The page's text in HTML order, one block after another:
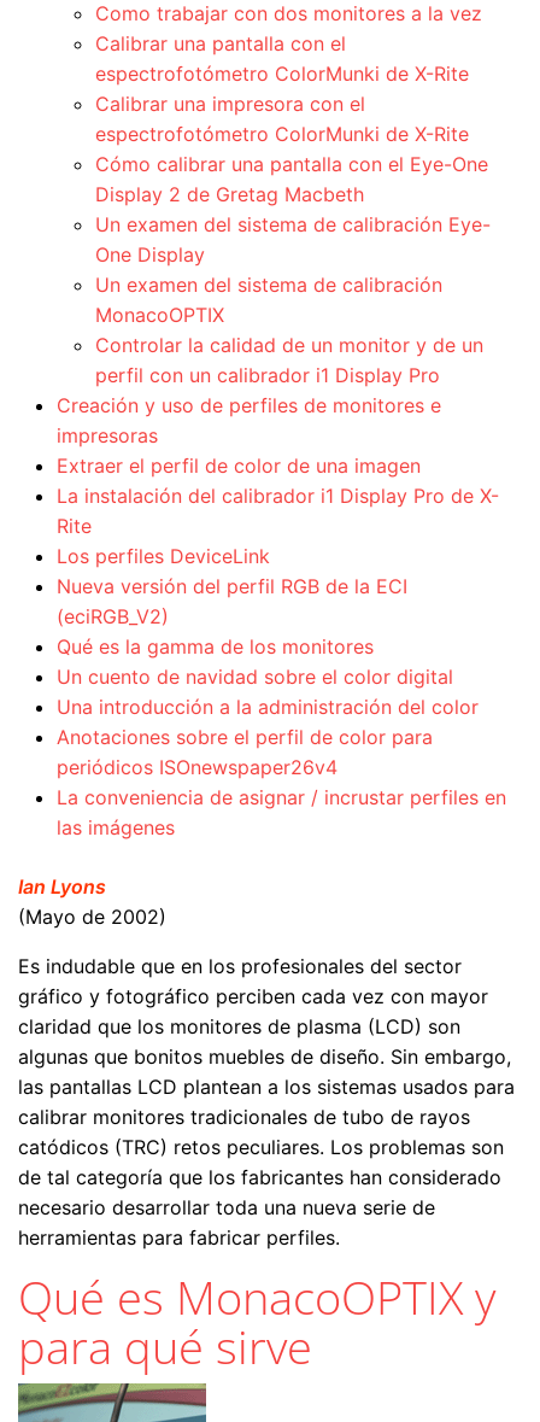
Como trabajar con dos monitores a la vez
Calibrar una pantalla con el
espectrofotómetro ColorMunki de X-Rite
Calibrar una impresora con el
espectrofotómetro ColorMunki de X-Rite
Cómo calibrar una pantalla con el Eye-One
Display 2 de Gretag Macbeth
Un examen del sistema de calibración Eye-
One Display
Un examen del sistema de calibración
MonacoOPTIX
Controlar la calidad de un monitor y de un
perfil con un calibrador i1 Display Pro
Creación y uso de perfiles de monitores e
impresoras
Extraer el perfil de color de una imagen
La instalación del calibrador i1 Display Pro de X-
Rite
Los perfiles DeviceLink
Nueva versión del perfil RGB de la ECI
(eciRGB_V2)
Qué es la gamma de los monitores
Un cuento de navidad sobre el color digital
Una introducción a la administración del color
Anotaciones sobre el perfil de color para
periódicos ISOnewspaper26v4
La conveniencia de asignar / incrustar perfiles en
las imágenes
Ian Lyons
(Mayo de 2002)
Es indudable que en los profesionales del sector
gráfico y fotográfico perciben cada vez con mayor
claridad que los monitores de plasma (LCD) son
algunas que bonitos muebles de diseño. Sin embargo,
las pantallas LCD plantean a los sistemas usados para
calibrar monitores tradicionales de tubo de rayos
catódicos (TRC) retos peculiares. Los problemas son
de tal categoría que los fabricantes han considerado
necesario desarrollar toda una nueva serie de
herramientas para fabricar perfiles.
Qué es MonacoOPTIX y
para qué sirve